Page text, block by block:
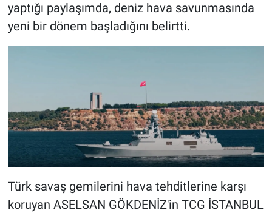
yaptığı paylaşımda, deniz hava savunmasında
yeni bir dönem başladığını belirtti.
Türk savaş gemilerini hava tehditlerine karşı
koruyan ASELSAN GÖKDENİZ'in TCG İSTANBUL